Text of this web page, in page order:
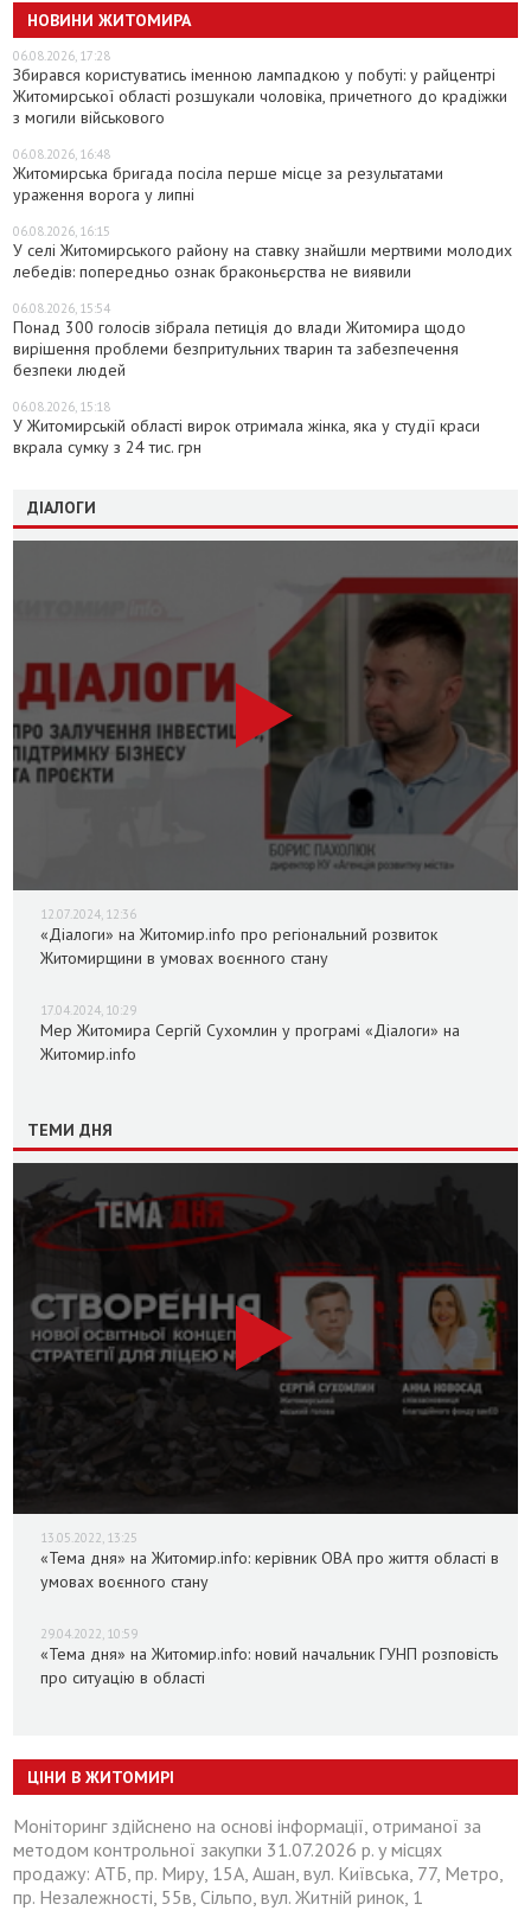
НОВИНИ ЖИТОМИРА
06.08.2026, 17:28
Збирався користуватись іменною лампадкою у побуті: у райцентрі
Житомирської області розшукали чоловіка, причетного до крадіжки
з могили військового
06.08.2026, 16:48
Житомирська бригада посіла перше місце за результатами
ураження ворога у липні
06.08.2026, 16:15
У селі Житомирського району на ставку знайшли мертвими молодих
лебедів: попередньо ознак браконьєрства не виявили
06.08.2026, 15:54
Понад 300 голосів зібрала петиція до влади Житомира щодо
вирішення проблеми безпритульних тварин та забезпечення
безпеки людей
06.08.2026, 15:18
У Житомирській області вирок отримала жінка, яка у студії краси
вкрала сумку з 24 тис. грн
ДІАЛОГИ
12.07.2024, 12:36
«Діалоги» на Житомир.info про регіональний розвиток
Житомирщини в умовах воєнного стану
17.04.2024, 10:29
Мер Житомира Сергій Сухомлин у програмі «Діалоги» на
Житомир.info
ТЕМИ ДНЯ
13.05.2022, 13:25
«Тема дня» на Житомир.info: керівник ОВА про життя області в
умовах воєнного стану
29.04.2022, 10:59
«Тема дня» на Житомир.info: новий начальник ГУНП розповість
про ситуацію в області
ЦІНИ В ЖИТОМИРІ
Моніторинг здійснено на основі інформації, отриманої за
методом контрольної закупки 31.07.2026 р. у місцях
продажу: АТБ, пр. Миру, 15А, Ашан, вул. Київська, 77, Метро,
пр. Незалежності, 55в, Сільпо, вул. Житній ринок, 1